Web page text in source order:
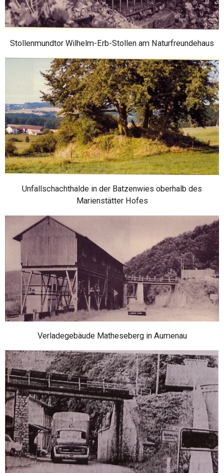
Stollenmundtor Wilhelm-Erb-Stollen am Naturfreundehaus
Unfallschachthalde in der Batzenwies oberhalb des
Marienstätter Hofes
Verladegebäude Matheseberg in Aumenau